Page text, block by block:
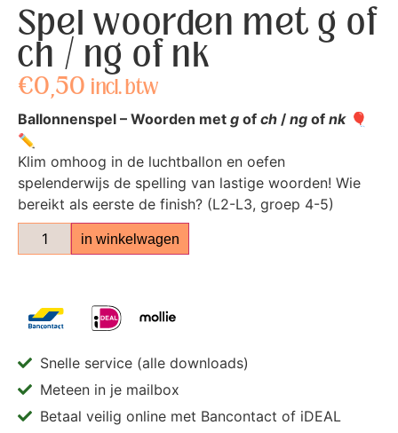
Spel woorden met g of
ch / ng of nk
€0,50 incl. btw
Ballonnenspel – Woorden met g of ch / ng of nk🎈
✏️
Klim omhoog in de luchtballon en oefen
spelenderwijs de spelling van lastige woorden! Wie
bereikt als eerste de finish? (L2-L3, groep 4-5)
in winkelwagen
Snelle service (alle downloads)
Meteen in je mailbox
Betaal veilig online met Bancontact of iDEAL